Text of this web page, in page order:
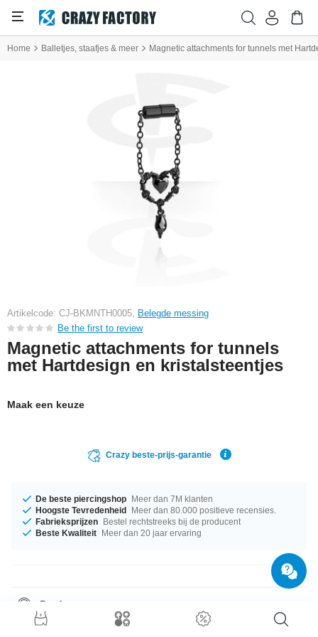
Home Balletjes, staafjes & meer Magnetic attachments for tunnels met
Artikelcode: CJ-BKMNTH0005, Belegde messing
Be the first to review
Magnetic attachments for tunnels
met Hartdesign en kristalsteentjes
Maak een keuze
Crazy beste-prijs-garantie
De beste piercingshop Meer dan 7M klanten
Hoogste Tevredenheid Meer dan 80.000 positieve recensies.
Fabrieksprijzen Bestel rechtstreeks bij de producent
Beste Kwaliteit Meer dan 20 jaar ervaring
Productgegevens
De steen in dit artikel is beschikbaar in een prachtig Jet. Grijp je kans nu